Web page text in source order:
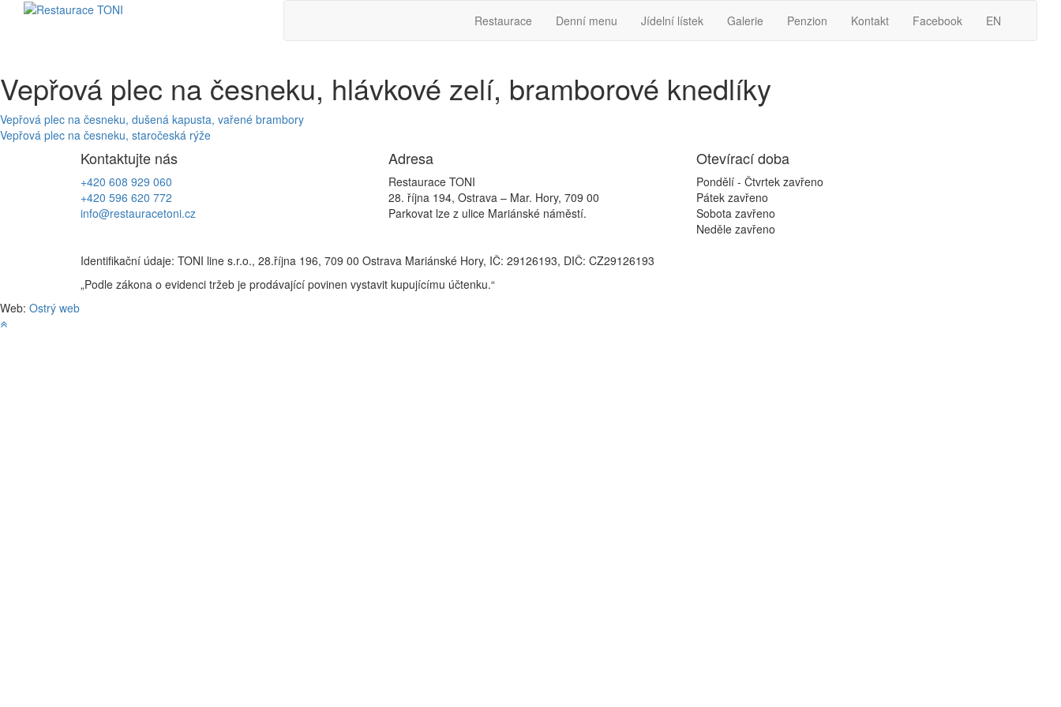
Restaurace Denní menu Jídelní lístek Galerie Penzion Kontakt Facebook EN
Vepřová plec na česneku, hlávkové zelí, bramborové knedlíky
Navigace
pro
příspěvek
Vepřová plec na česneku, dušená kapusta, vařené brambory
Vepřová plec na česneku, staročeská rýže
Kontaktujte nás
+420 608 929 060
+420 596 620 772
info@restauracetoni.cz
Adresa
Restaurace TONI
28. října 194, Ostrava – Mar. Hory, 709 00
Parkovat lze z ulice Mariánské náměstí.
Otevírací doba
Pondělí - Čtvrtek zavřeno
Pátek zavřeno
Sobota zavřeno
Neděle zavřeno
Identifikační údaje: TONI line s.r.o., 28.října 196, 709 00 Ostrava Mariánské Hory, IČ: 29126193, DIČ: CZ29126193
„Podle zákona o evidenci tržeb je prodávající povinen vystavit kupujícímu účtenku.“
Web: Ostrý web